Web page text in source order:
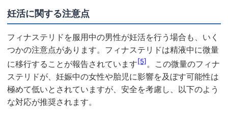
妊活に関する注意点
フィナステリドを服用中の男性が妊活を行う場合も、いく
つかの注意点があります。フィナステリドは精液中に微量
に移行することが報告されています[5]。この微量のフィナ
ステリドが、妊娠中の女性や胎児に影響を及ぼす可能性は
極めて低いとされていますが、安全を考慮し、以下のよう
な対応が推奨されます。